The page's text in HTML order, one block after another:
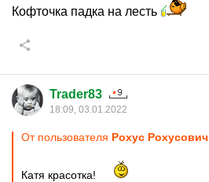
Кофточка падка на лесть
Trader83
18:09, 03.01.2022
От пользователя Рохус Рохусович
Катя красотка!